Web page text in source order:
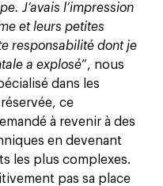
J’avais l’impression
et leurs petites
responsabilité dont je
a explosé”, nous
dans les
ce
à revenir à des
en devenant
les plus complexes.
pas sa place